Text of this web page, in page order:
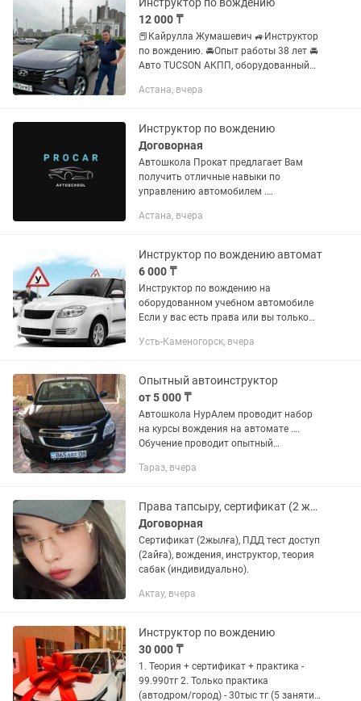
12 000 ₸
📕Кайрулла Жумашевич 🚙Инструктор
по вождению. 🚘Опыт работы 38 лет 🚘
Авто TUCSON АКПП, оборудованный
и русском языках
Астана, вчера
Инструктор по вождению
Договорная
Автошкола Прокат предлагает Вам
получить отличные навыки по
управлению автомобилем .
инструкторы обучат вам с нуля . Наши
переоборудованы ,имеют...
Астана, вчера
Инструктор по вождению автомат
6 000 ₸
Инструктор по вождению на
оборудованном учебном автомобиле
Если у вас есть права или вы только
Обучение вождению с нуля и
Практические...
Усть-Каменогорск, вчера
Опытный автоинструктор
от 5 000 ₸
Автошкола НурАлем проводит набор
на курсы вождения на автомате ….
Обучение проводит опытный
ранее
Тараз, вчера
Права тапсыру, сертификат (2 жылға), ПДД тест (доступ 2 айға), вождения.
Договорная
Сертификат (2жылға), ПДД тест доступ
(2айға), вождения, инструктор, теория
сабак (индивидуально).
Актау, вчера
Инструктор по вождению
30 000 ₸
1. Теория + сертификат + практика -
99.990тг 2. Только практика
(автодром/город) - 30тыс тг (5 занятий